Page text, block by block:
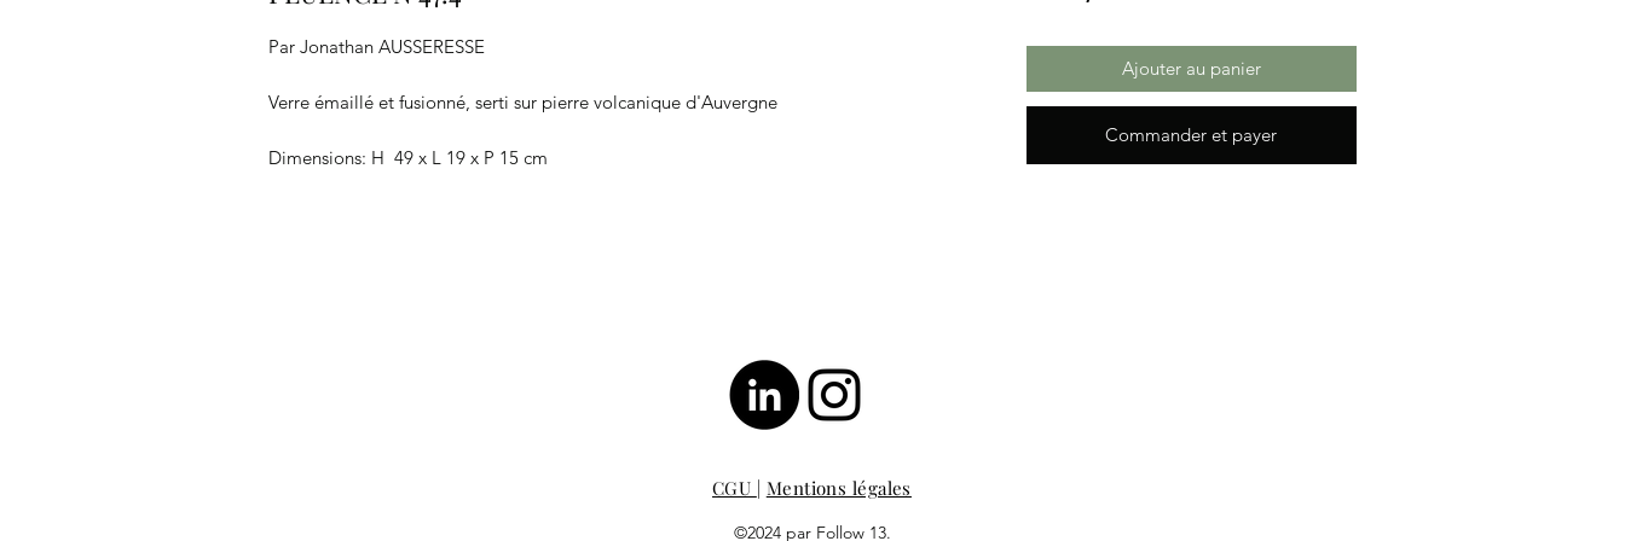
Par Jonathan AUSSERESSE
Verre émaillé et fusionné, serti sur pierre volcanique d'Auvergne
Dimensions: H 49 x L 19 x P 15 cm
Ajouter au panier
Commander et payer
CGU Mentions légales
©2024 par Follow 13.